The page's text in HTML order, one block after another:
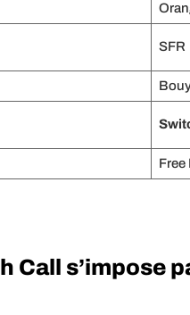
SFR
Free
Call s’impose